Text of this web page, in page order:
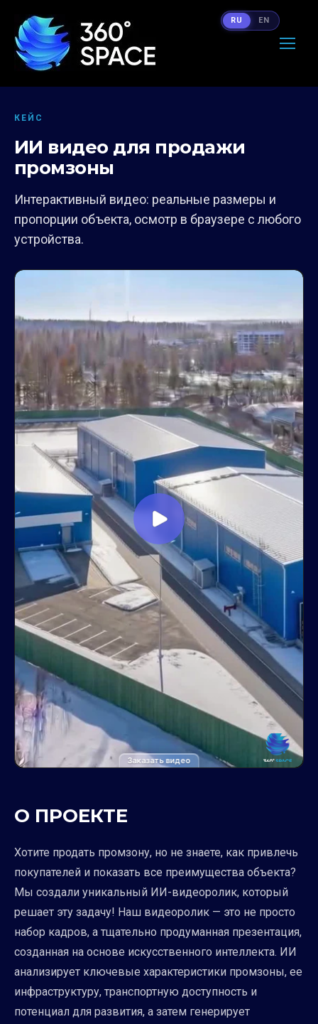
КЕЙС
ИИ видео для продажи
промзоны
Интерактивный видео: реальные размеры и
пропорции объекта, осмотр в браузере с любого
устройства.
Заказать видео
О ПРОЕКТЕ
Хотите продать промзону, но не знаете, как привлечь
покупателей и показать все преимущества объекта?
Мы создали уникальный ИИ-видеоролик, который
решает эту задачу! Наш видеоролик — это не просто
набор кадров, а тщательно продуманная презентация,
созданная на основе искусственного интеллекта. ИИ
анализирует ключевые характеристики промзоны, ее
инфраструктуру, транспортную доступность и
потенциал для развития, а затем генерирует
RU EN